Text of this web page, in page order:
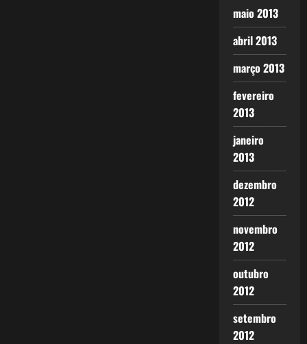
maio 2013
abril 2013
março 2013
fevereiro
2013
janeiro
2013
dezembro
2012
novembro
2012
outubro
2012
setembro
2012